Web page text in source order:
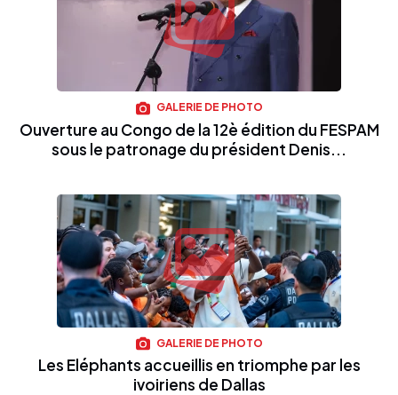
GALERIE DE PHOTO
Ouverture au Congo de la 12è édition du FESPAM
sous le patronage du président Denis...
GALERIE DE PHOTO
Les Eléphants accueillis en triomphe par les
ivoiriens de Dallas